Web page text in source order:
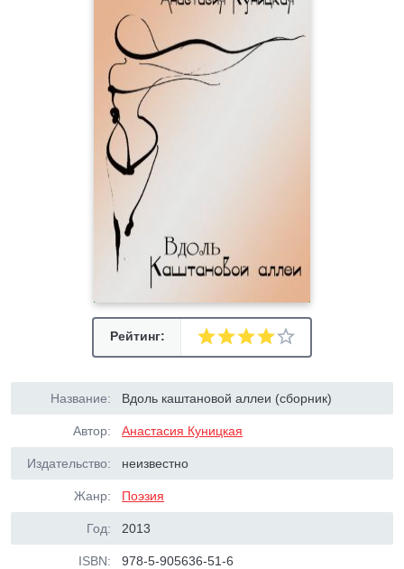
Рейтинг:
Название: Вдоль каштановой аллеи (сборник)
Автор: Анастасия Куницкая
Издательство: неизвестно
Жанр: Поэзия
Год: 2013
ISBN: 978-5-905636-51-6